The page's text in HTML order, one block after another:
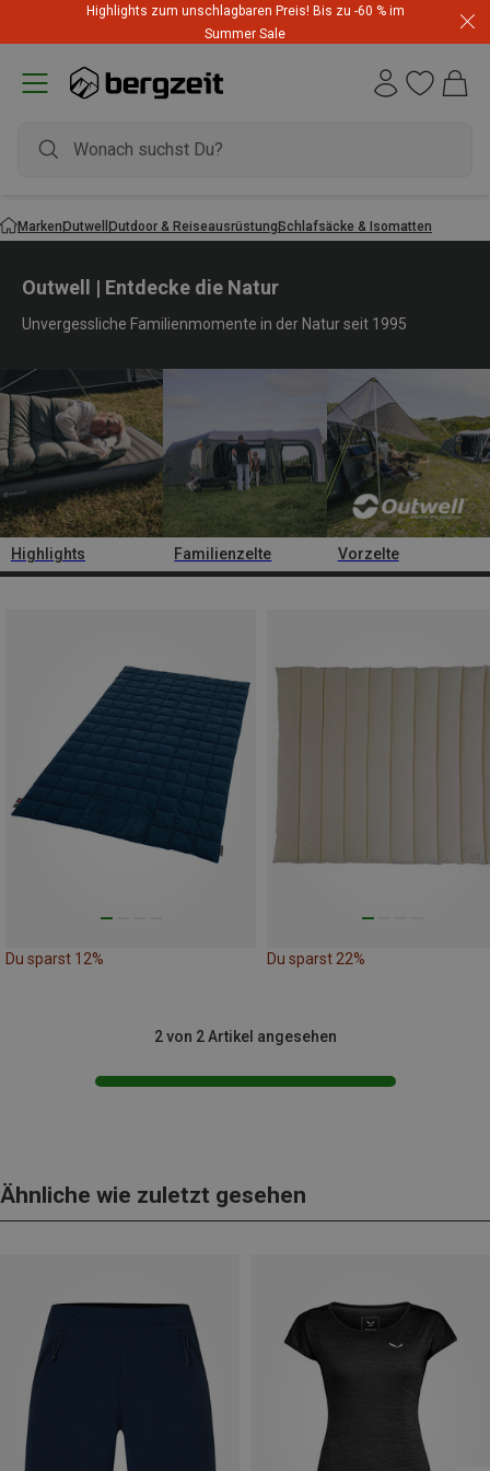
Highlights zum unschlagbaren Preis! Bis zu -60 % im
Summer Sale
MarkenOutwell Outdoor & ReiseausrüstungSchlafsäcke & Isomatten
Outwell | Entdecke die Natur
Unvergessliche Familienmomente in der Natur seit 1995
Highlights Familienzelte Vorzelte
Du sparst 12% Du sparst 22%
2 von 2 Artikel angesehen
Ähnliche wie zuletzt gesehen